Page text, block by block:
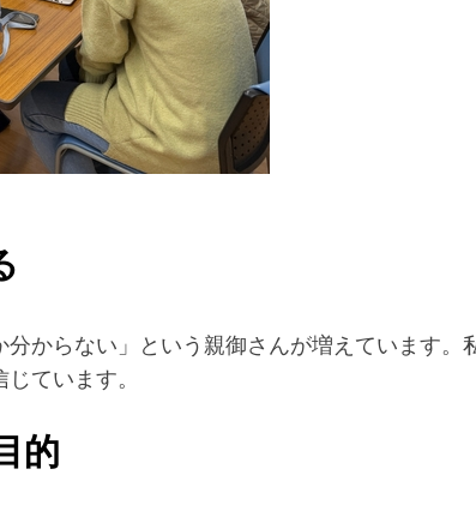
からない」という親御さんが増えています
ています。
的